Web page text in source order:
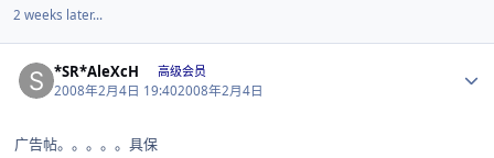
2 weeks later...
*SR*AleXcH 高级会员
2008年2月4日 19:402008年2月4日
广告帖。。。。。具保